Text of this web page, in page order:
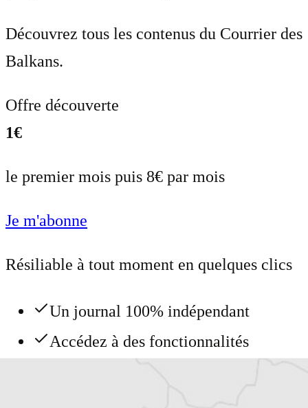
Découvrez tous les contenus du Courrier des
Balkans.
Offre découverte
1€
le premier mois puis 8€ par mois
Je m'abonne
Résiliable à tout moment en quelques clics
Un journal 100% indépendant
Accédez à des fonctionnalités